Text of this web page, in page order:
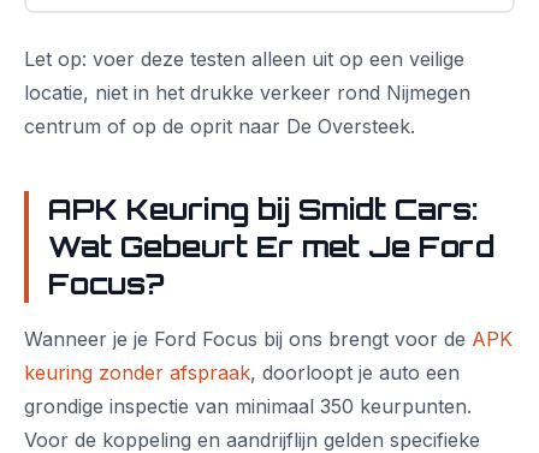
Let op: voer deze testen alleen uit op een veilige
locatie, niet in het drukke verkeer rond Nijmegen
centrum of op de oprit naar De Oversteek.
APK Keuring bij Smidt Cars:
Wat Gebeurt Er met Je Ford
Focus?
Wanneer je je Ford Focus bij ons brengt voor de APK
keuring zonder afspraak, doorloopt je auto een
grondige inspectie van minimaal 350 keurpunten.
Voor de koppeling en aandrijflijn gelden specifieke